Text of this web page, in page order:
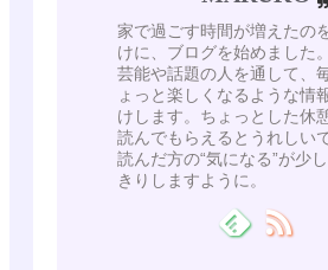
家で過ごす時間が増えたの
けに、ブログを始めました。
芸能や話題の人を通して、
ょっと楽しくなるような情
けします。ちょっとした休
読んでもらえるとうれしいで
読んだ方の“気になる”が少
きりしますように。